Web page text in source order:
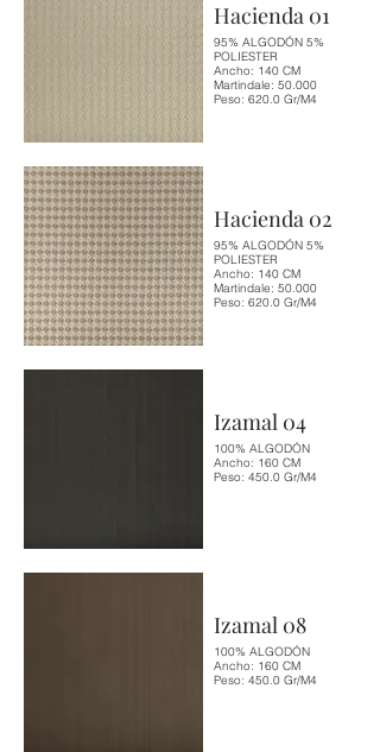
Hacienda 01
95% ALGODÓN 5%
POLIESTER
Ancho: 140 CM
Martindale: 50.000
Peso: 620.0 Gr/M4
Hacienda 02
95% ALGODÓN 5%
POLIESTER
Ancho: 140 CM
Martindale: 50.000
Peso: 620.0 Gr/M4
Izamal 04
100% ALGODÓN
Ancho: 160 CM
Peso: 450.0 Gr/M4
Izamal 08
100% ALGODÓN
Ancho: 160 CM
Peso: 450.0 Gr/M4